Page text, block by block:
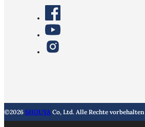
©2026 SHOUYA Co, Ltd. Alle Rechte vorbehalten